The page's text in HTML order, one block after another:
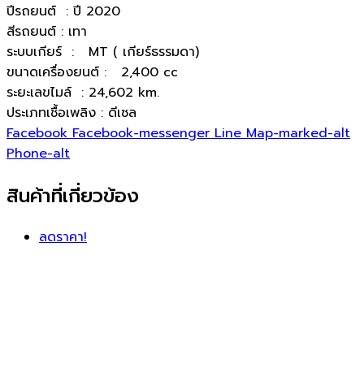
ปีรถยนต์ : ปี 2020
สีรถยนต์ : เทา
ระบบเกียร์ : MT ( เกียร์ธรรมดา)
ขนาดเครื่องยนต์ : 2,400 cc
ระยะเลขไมล์ : 24,602 km.
ประเภทเชื้อเพลิง : ดีเซล
Facebook Facebook-messenger Line Map-marked-alt
Phone-alt
สินค้าที่เกี่ยวข้อง
ลดราคา!